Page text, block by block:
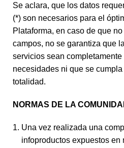
Se aclara, que los datos
(*) son necesarios para el
Plataforma, en caso de que
campos, no se garantiza que
servicios sean
necesidades ni que se
totalidad.
NORMAS DE LA
Una vez realizada una
infoproductos expuestos en